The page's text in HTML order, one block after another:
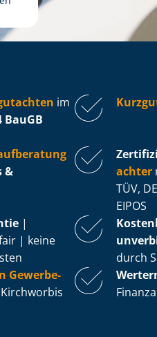
im
BauGB
&
ach­ter
TÜV,
EIPOS
|
| keine
durch
Ge­wer­be­